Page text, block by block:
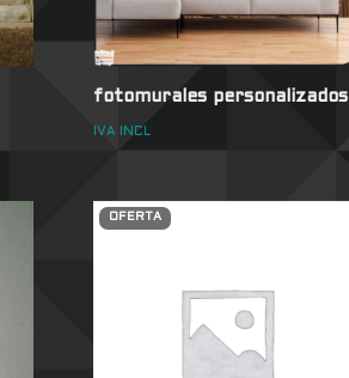
fotomurales personalizados
IVA INCL
OFERTA